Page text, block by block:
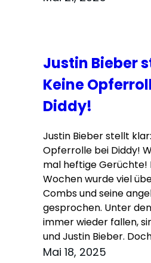
Justin Bieber
Keine
Diddy!
Justin Bieber stellt
Opferrolle bei Diddy!
mal heftige Gerüchte!
Wochen wurde viel
Combs und seine
gesprochen. Unter
immer wieder fallen,
und Justin Bieber.
Mai 18, 2025